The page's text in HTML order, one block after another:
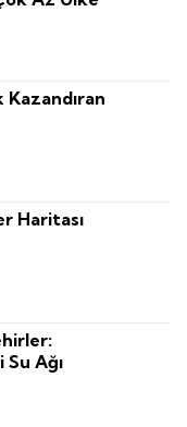
Kazandıran
Haritası
Ağı